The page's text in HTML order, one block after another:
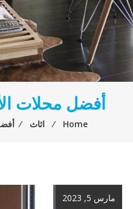
أفضل محلات
Home
⁄ اثاث ⁄
مارس 5, 2023